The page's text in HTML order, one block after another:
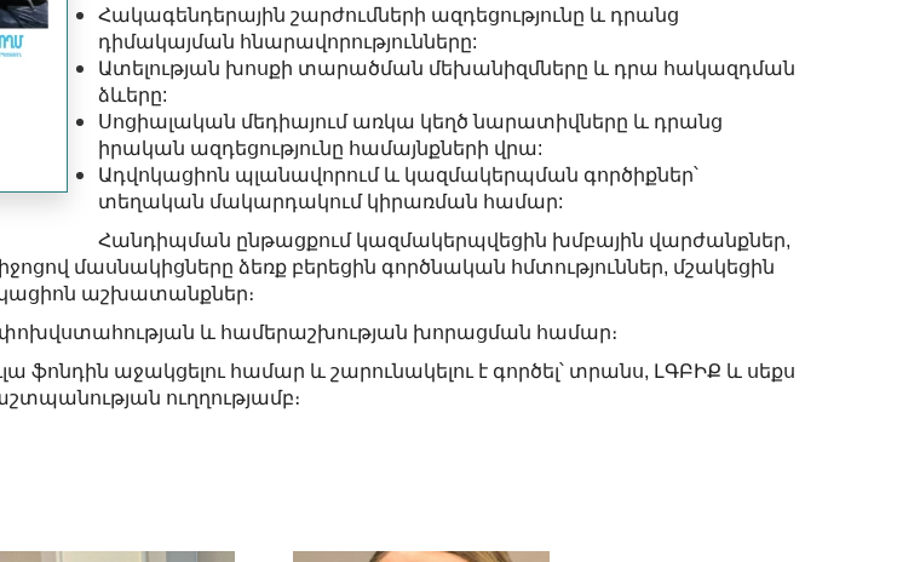
Հակագենդերային շարժումների ազդեցությունը և դրանց
դիմակայման հնարավորությունները:
Ատելության խոսքի տարածման մեխանիզմները և դրա հակազդման
ձևերը:
Սոցիալական մեդիայում առկա կեղծ նարատիվները և դրանց
իրական ազդեցությունը համայնքների վրա:
Ադվոկացիոն պլանավորում և կազմակերպման գործիքներ՝
տեղական մակարդակում կիրառման համար:
Հանդիպման ընթացքում կազմակերպվեցին խմբային վարժանքներ,
մասնակիցները ձեռք բերեցին գործնական հմտություններ, մշակեցին
աշխատանքներ։
և համերաշխության խորացման համար։
ֆոնդին աջակցելու համար և շարունակելու է գործել՝ տրանս, ԼԳԲԻՔ և սեքս
ուղղությամբ։